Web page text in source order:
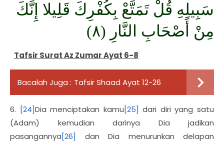
سَبِيلِهِ قُلْ تَمَتَّعْ بِكُفْرِكَ قَلِيلا إِنَّكَ
مِنْ أَصْحَابِ النَّارِ (٨)
Tafsir Surat Az Zumar Ayat 6-8
Bacalah Juga : Tafsir Shaad Ayat 12-26
6. [24]Dia menciptakan kamu[25] dari diri yang satu
(Adam) kemudian darinya Dia jadikan
pasangannya[26]
dan Dia menurunkan delapan